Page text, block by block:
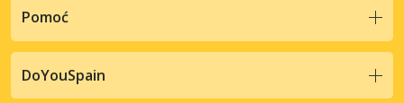
Pomoć
DoYouSpain